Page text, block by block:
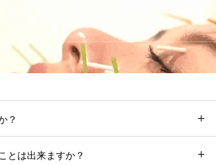
？
とは出来ますか？